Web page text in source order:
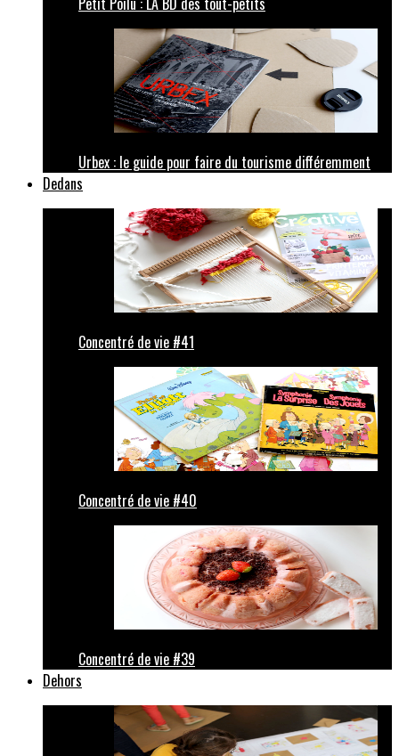
Urbex : le guide pour faire du tourisme différemment
Dedans
Concentré de vie #41
Concentré de vie #40
Concentré de vie #39
Dehors